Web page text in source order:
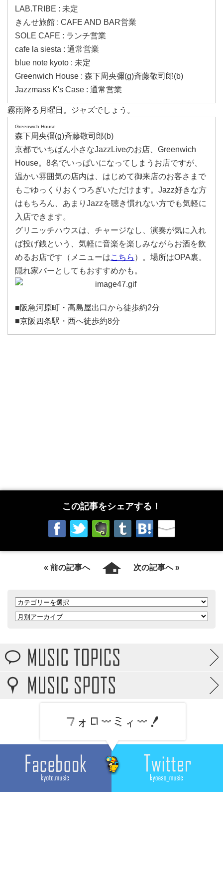
LAB.TRIBE : 未定
きんせ旅館 : CAFE AND BAR営業
SOLE CAFE : ランチ営業
cafe la siesta : 通常営業
blue note kyoto : 未定
Greenwich House : 森下周央彌(g)斉藤敬司郎(b)
Jazzmass K's Case : 通常営業
霧雨降る月曜日。ジャズでしょう。
Greenwich House
森下周央彌(g)斉藤敬司郎(b)
京都でいちばん小さなJazzLiveのお店、Greenwich
House。8名でいっぱいになってしまうお店ですが、
温かい雰囲気の店内は、はじめて御来店のお客さまで
もごゆっくりおくつろぎいただけます。Jazz好きな方
はもちろん、あまりJazzを聴き慣れない方でも気軽に
入店できます。
グリニッチハウスは、チャージなし、演奏が気に入れ
ば投げ銭という、気軽に音楽を楽しみながらお酒を飲
めるお店です（メニューはこちら ）。場所はOPA裏。
隠れ家バーとしてもおすすめかも。
■阪急河原町・高島屋出口から徒歩約2分
■京阪四条駅・西へ徒歩約8分
この記事をシェアする！
« 前の記事へ 次の記事へ »